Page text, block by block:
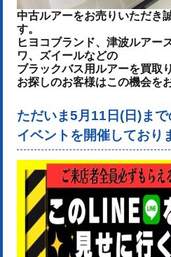
中古ルアーをお売りいただき
す。
ヒヨコブランド、津波ルアー
ワ、ズイールなどの
ブラックバス用ルアーを買取
お探しのお客様はこの機会を
ただいま5月11日(日)ま
イベントを開催しており